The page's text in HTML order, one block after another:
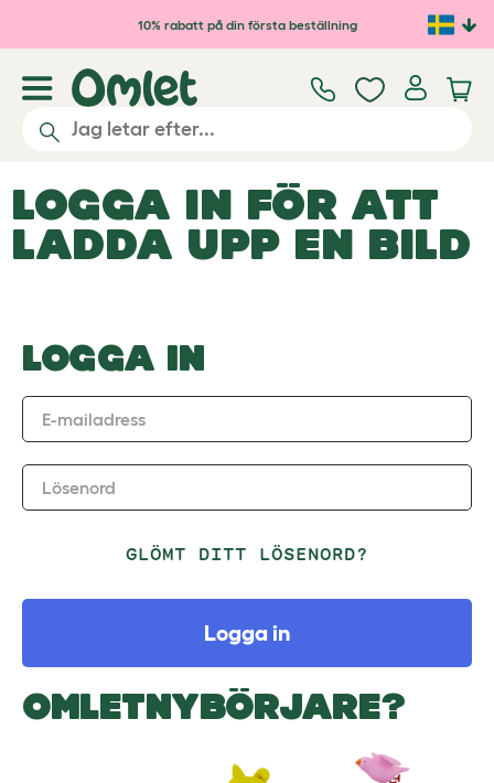
Hoppa till huvudinnehåll
10% rabatt på din första beställning
LOGGA IN FÖR ATT
LADDA UPP EN BILD
LOGGA IN
E-mailadress
Lösenord
GLÖMT DITT LÖSENORD?
Logga in
OMLETNYBÖRJARE?